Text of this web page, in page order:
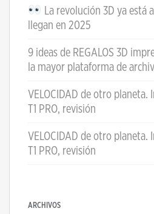
La revolución 3D ya está
llegan en 2025
9 ideas de REGALOS 3D
la mayor plataforma de
VELOCIDAD de otro planeta.
T1 PRO, revisión
VELOCIDAD de otro planeta.
T1 PRO, revisión
ARCHIVOS